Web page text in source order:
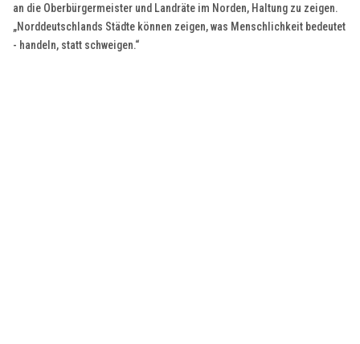
an die Oberbürgermeister und Landräte im Norden, Haltung zu zeigen.
„Norddeutschlands Städte können zeigen, was Menschlichkeit bedeutet
- handeln, statt schweigen.“